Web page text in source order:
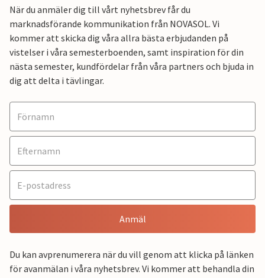
När du anmäler dig till vårt nyhetsbrev får du
marknadsförande kommunikation från NOVASOL. Vi
kommer att skicka dig våra allra bästa erbjudanden på
vistelser i våra semesterboenden, samt inspiration för din
nästa semester, kundfördelar från våra partners och bjuda in
dig att delta i tävlingar.
Anmäl
Du kan avprenumerera när du vill genom att klicka på länken
för avanmälan i våra nyhetsbrev. Vi kommer att behandla din